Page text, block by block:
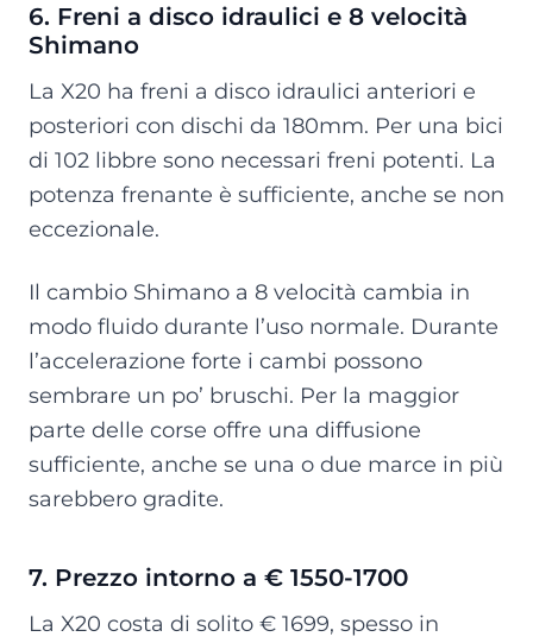
6. Freni a disco idraulici e 8 velocità
Shimano
La X20 ha freni a disco idraulici anteriori e
posteriori con dischi da 180mm. Per una bici
di 102 libbre sono necessari freni potenti. La
potenza frenante è sufficiente, anche se non
eccezionale.
Il cambio Shimano a 8 velocità cambia in
modo fluido durante l’uso normale. Durante
l’accelerazione forte i cambi possono
sembrare un po’ bruschi. Per la maggior
parte delle corse offre una diffusione
sufficiente, anche se una o due marce in più
sarebbero gradite.
7. Prezzo intorno a € 1550-1700
La X20 costa di solito € 1699, spesso in